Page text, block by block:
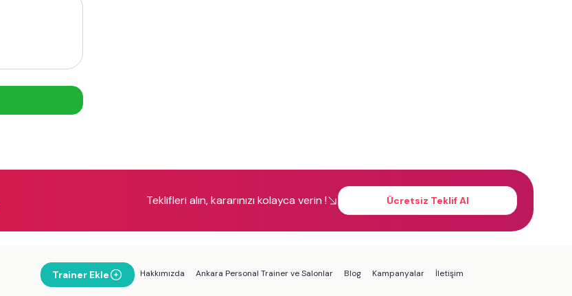
Teklifleri alın, kararınızı kolayca verin ! Ücretsiz Teklif Al
Trainer Ekle Hakkımızda Ankara Personal Trainer ve Salonlar Blog Kampanyalar İletişim